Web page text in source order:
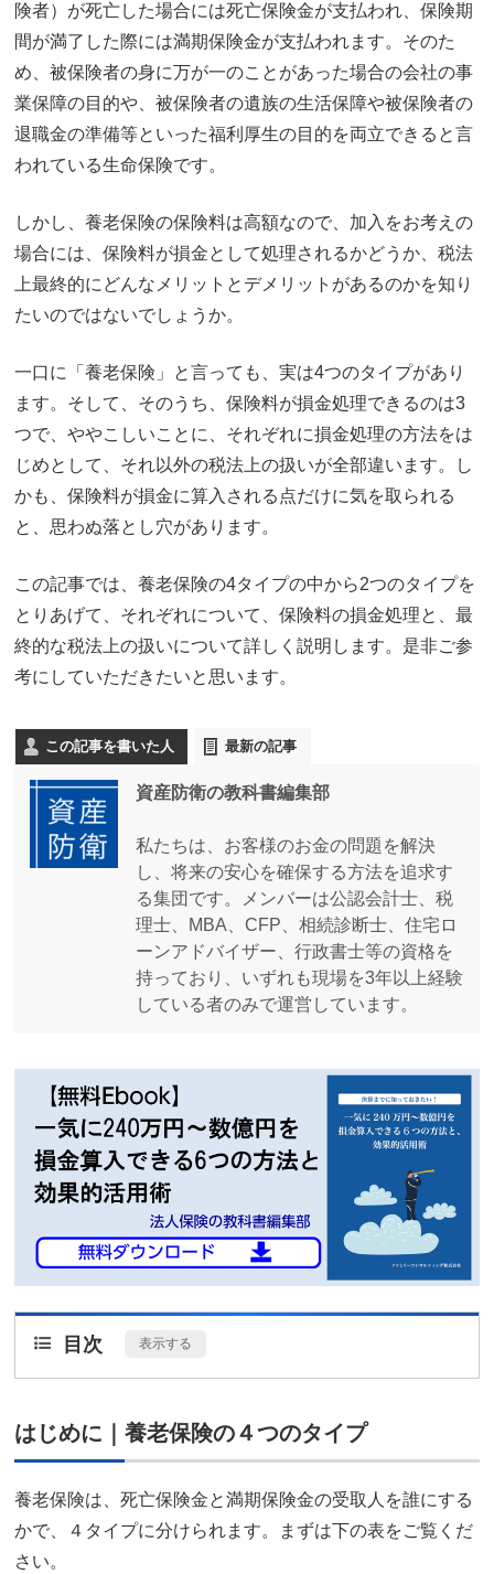
険者）が死亡した場合には死亡保険金が支払われ、保険期
間が満了した際には満期保険金が支払われます。そのた
め、被保険者の身に万が一のことがあった場合の会社の事
業保障の目的や、被保険者の遺族の生活保障や被保険者の
退職金の準備等といった福利厚生の目的を両立できると言
われている生命保険です。
しかし、養老保険の保険料は高額なので、加入をお考えの
場合には、保険料が損金として処理されるかどうか、税法
上最終的にどんなメリットとデメリットがあるのかを知り
たいのではないでしょうか。
一口に「養老保険」と言っても、実は4つのタイプがあり
ます。そして、そのうち、保険料が損金処理できるのは3
つで、ややこしいことに、それぞれに損金処理の方法をは
じめとして、それ以外の税法上の扱いが全部違います。し
かも、保険料が損金に算入される点だけに気を取られる
と、思わぬ落とし穴があります。
この記事では、養老保険の4タイプの中から2つのタイプを
とりあげて、それぞれについて、保険料の損金処理と、最
終的な税法上の扱いについて詳しく説明します。是非ご参
考にしていただきたいと思います。
この記事を書いた人 最新の記事
資産防衛の教科書編集部
私たちは、お客様のお金の問題を解決
し、将来の安心を確保する方法を追求す
る集団です。メンバーは公認会計士、税
理士、MBA、CFP、相続診断士、住宅ロ
ーンアドバイザー、行政書士等の資格を
持っており、いずれも現場を3年以上経験
している者のみで運営しています。
目次 表示する
はじめに｜養老保険の４つのタイプ
養老保険は、死亡保険金と満期保険金の受取人を誰にする
かで、４タイプに分けられます。まずは下の表をご覧くだ
さい。